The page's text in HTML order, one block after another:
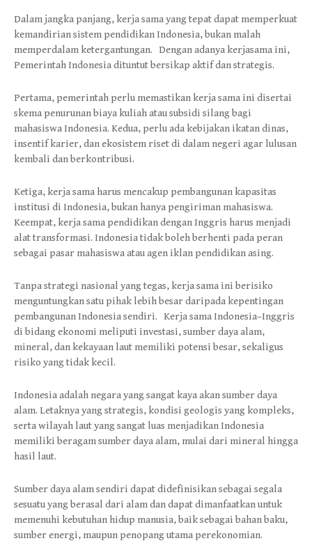
Dalam jangka panjang, kerja sama yang tepat dapat memperkuat
kemandirian sistem pendidikan Indonesia, bukan malah
memperdalam ketergantungan. Dengan adanya kerjasama ini,
Pemerintah Indonesia dituntut bersikap aktif dan strategis.
Pertama, pemerintah perlu memastikan kerja sama ini disertai
skema penurunan biaya kuliah atau subsidi silang bagi
mahasiswa Indonesia. Kedua, perlu ada kebijakan ikatan dinas,
insentif karier, dan ekosistem riset di dalam negeri agar lulusan
kembali dan berkontribusi.
Ketiga, kerja sama harus mencakup pembangunan kapasitas
institusi di Indonesia, bukan hanya pengiriman mahasiswa.
Keempat, kerja sama pendidikan dengan Inggris harus menjadi
alat transformasi. Indonesia tidak boleh berhenti pada peran
sebagai pasar mahasiswa atau agen iklan pendidikan asing.
Tanpa strategi nasional yang tegas, kerja sama ini berisiko
menguntungkan satu pihak lebih besar daripada kepentingan
pembangunan Indonesia sendiri. Kerja sama Indonesia–Inggris
di bidang ekonomi meliputi investasi, sumber daya alam,
mineral, dan kekayaan laut memiliki potensi besar, sekaligus
risiko yang tidak kecil.
Indonesia adalah negara yang sangat kaya akan sumber daya
alam. Letaknya yang strategis, kondisi geologis yang kompleks,
serta wilayah laut yang sangat luas menjadikan Indonesia
memiliki beragam sumber daya alam, mulai dari mineral hingga
hasil laut.
Sumber daya alam sendiri dapat didefinisikan sebagai segala
sesuatu yang berasal dari alam dan dapat dimanfaatkan untuk
memenuhi kebutuhan hidup manusia, baik sebagai bahan baku,
sumber energi, maupun penopang utama perekonomian.